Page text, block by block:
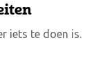
iets te doen is.